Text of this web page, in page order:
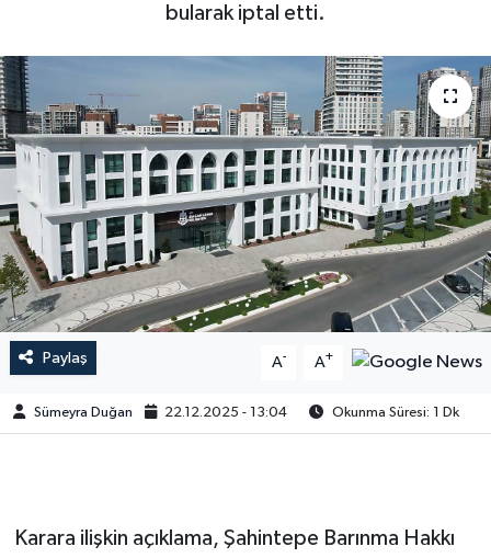
bularak iptal etti.
Paylaş A- A+
Sümeyra Duğan 22.12.2025 - 13:04 Okunma Süresi: 1 Dk
Karara ilişkin açıklama, Şahintepe Barınma Hakkı